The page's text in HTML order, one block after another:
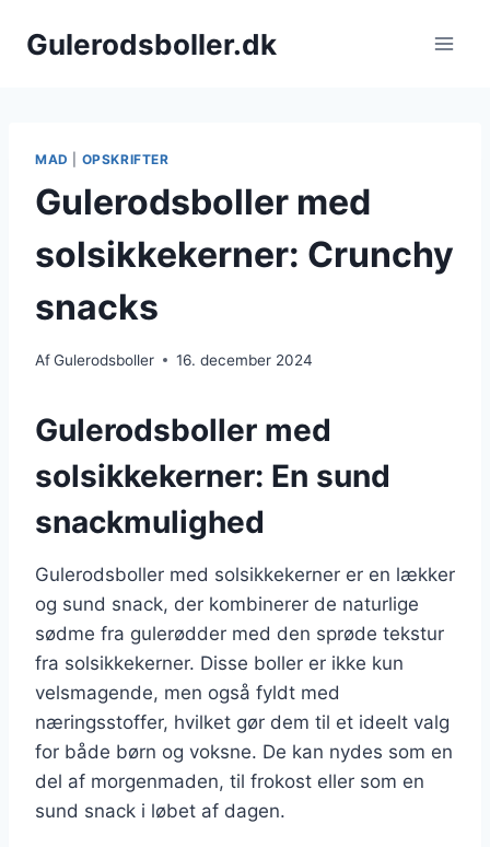
Gulerodsboller.dk
MAD OPSKRIFTER
Gulerodsboller med
solsikkekerner: Crunchy
snacks
AfGulerodsboller 16. december 2024
Gulerodsboller med
solsikkekerner: En sund
snackmulighed
Gulerodsboller med solsikkekerner er en lækker
og sund snack, der kombinerer de naturlige
sødme fra gulerødder med den sprøde tekstur
fra solsikkekerner. Disse boller er ikke kun
velsmagende, men også fyldt med
næringsstoffer, hvilket gør dem til et ideelt valg
for både børn og voksne. De kan nydes som en
del af morgenmaden, til frokost eller som en
sund snack i løbet af dagen.